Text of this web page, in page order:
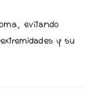
evitando
y su